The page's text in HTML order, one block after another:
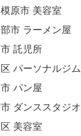
原市 美容室
市 ラーメン屋
託児所
パーソナルジム
パン屋
ダンススタジオ
美容室